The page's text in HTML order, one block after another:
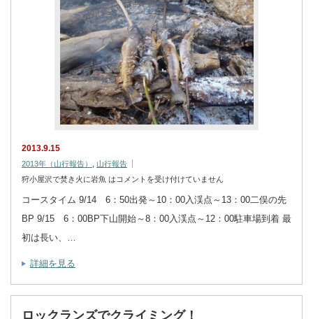
2013.9.15
2013年（山行報告）
山行報告
狩小屋沢で焚き火に岩魚 は コメントを受け付けていません
コースタイム 9/14 6：50出発～10：00入渓点～13：00二俣の先
BP 9/15 6：00BP下山開始～8：00入渓点～12：00駐車場到着 最
初は長い、…
詳細を見る
ロックランズでクライミング！